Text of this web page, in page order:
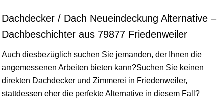
Dachdecker / Dach Neueindeckung Alternative –
Dachbeschichter aus 79877 Friedenweiler
Auch diesbezüglich suchen Sie jemanden, der Ihnen die
angemessenen Arbeiten bieten kann?Suchen Sie keinen
direkten Dachdecker und Zimmerei in Friedenweiler,
stattdessen eher die perfekte Alternative in diesem Fall?